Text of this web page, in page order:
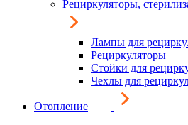
Рециркуляторы,
Лампы для
Рециркуляторы
Стойки для
Чехлы для
Отопление